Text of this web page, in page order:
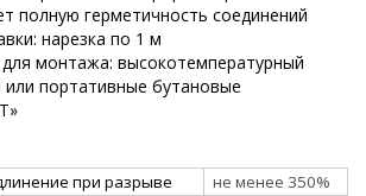
полную герметичность соединений
нарезка по 1 м
монтажа: высокотемпературный
портативные бутановые
при разрыве
не менее 350%